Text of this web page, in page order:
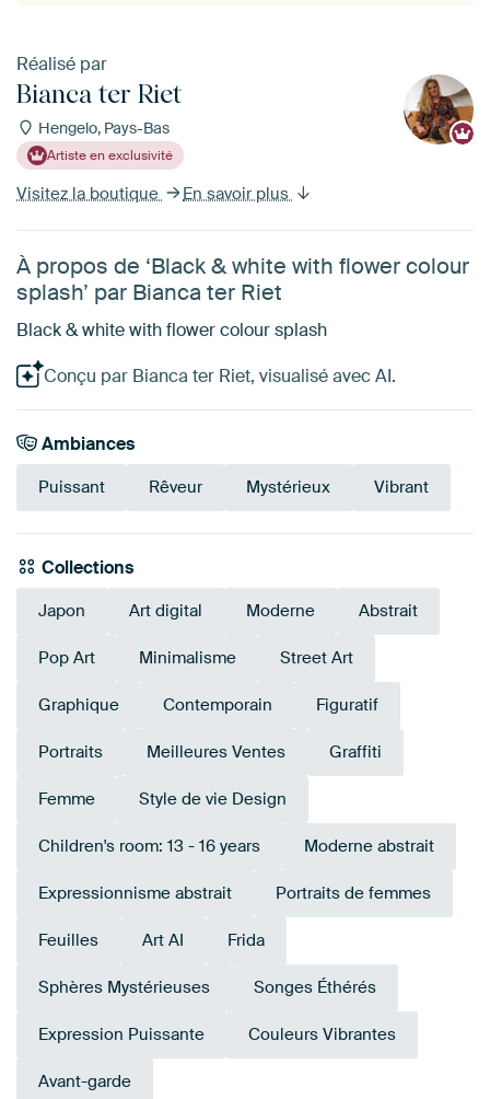
Réalisé par
Bianca ter Riet
Hengelo, Pays-Bas
Artiste en exclusivité
Visitez la boutique En savoir plus
À propos de ‘Black & white with flower colour
splash’ par Bianca ter Riet
Black & white with flower colour splash
Conçu par Bianca ter Riet, visualisé avec AI.
Ambiances
Puissant Rêveur Mystérieux Vibrant
Collections
Japon Art digital Moderne Abstrait
Pop Art Minimalisme Street Art
Graphique Contemporain Figuratif
Portraits Meilleures Ventes Graffiti
Femme Style de vie Design
Children's room: 13 - 16 years Moderne abstrait
Expressionnisme abstrait Portraits de femmes
Feuilles Art AI Frida
Sphères Mystérieuses Songes Éthérés
Expression Puissante Couleurs Vibrantes
Avant-garde